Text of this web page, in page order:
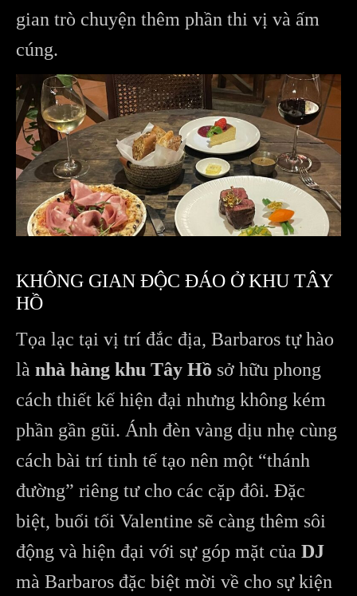
gian trò chuyện thêm phần thi vị và ấm
cúng.
KHÔNG GIAN ĐỘC ĐÁO Ở KHU TÂY
HỒ
Tọa lạc tại vị trí đắc địa, Barbaros tự hào
là nhà hàng khu Tây Hồ sở hữu phong
cách thiết kế hiện đại nhưng không kém
phần gần gũi. Ánh đèn vàng dịu nhẹ cùng
cách bài trí tinh tế tạo nên một “thánh
đường” riêng tư cho các cặp đôi. Đặc
biệt, buổi tối Valentine sẽ càng thêm sôi
động và hiện đại với sự góp mặt của DJ
mà Barbaros đặc biệt mời về cho sự kiện